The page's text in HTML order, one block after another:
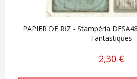
PAPIER DE RIZ - Stampéria
Fantastiques
2,30 €